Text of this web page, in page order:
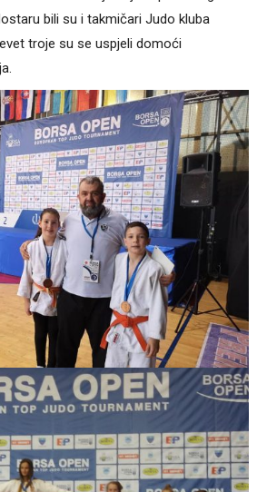
bili su i takmičari Judo kluba
troje su se uspjeli domoći